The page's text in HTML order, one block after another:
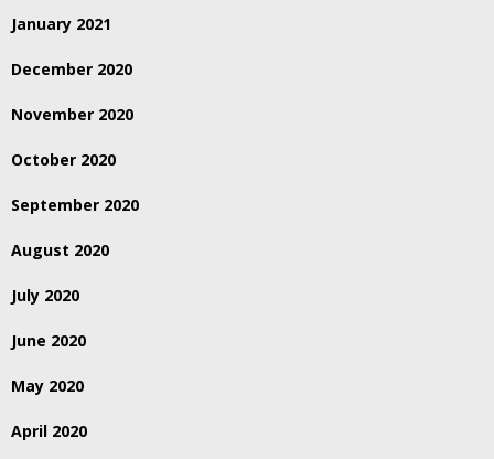
January 2021
December 2020
November 2020
October 2020
September 2020
August 2020
July 2020
June 2020
May 2020
April 2020